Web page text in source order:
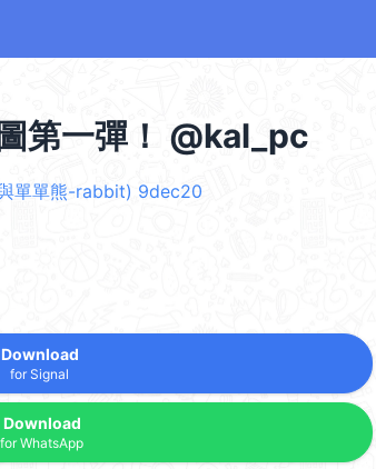
第一彈！ @kal_pc
單單熊-rabbit) 9dec20
Download
for Signal
Download
for WhatsApp